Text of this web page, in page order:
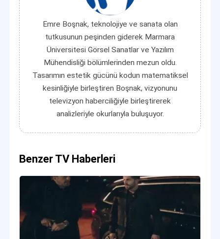
Emre Boşnak, teknolojiye ve sanata olan
tutkusunun peşinden giderek Marmara
Üniversitesi Görsel Sanatlar ve Yazılım
Mühendisliği bölümlerinden mezun oldu.
Tasarımın estetik gücünü kodun matematiksel
kesinliğiyle birleştiren Boşnak, vizyonunu
televizyon haberciliğiyle birleştirerek
analizleriyle okurlarıyla buluşuyor.
Benzer TV Haberleri